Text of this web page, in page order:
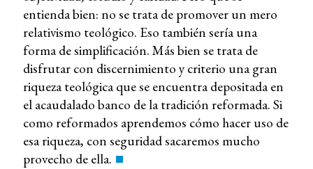
entienda bien: no se trata de promover un mero
relativismo teológico. Eso también sería una
forma de simplificación. Más bien se trata de
disfrutar con discernimiento y criterio una gran
riqueza teológica que se encuentra depositada en
el acaudalado banco de la tradición reformada. Si
como reformados aprendemos cómo hacer uso de
esa riqueza, con seguridad sacaremos mucho
provecho de ella.